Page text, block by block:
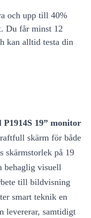
och upp till 40%
Du får minst 12
kan alltid testa din
19” monitor
skärm för både
skärmstorlek på 19
behaglig visuell
till bildvisning
smart teknik en
levererar, samtidigt